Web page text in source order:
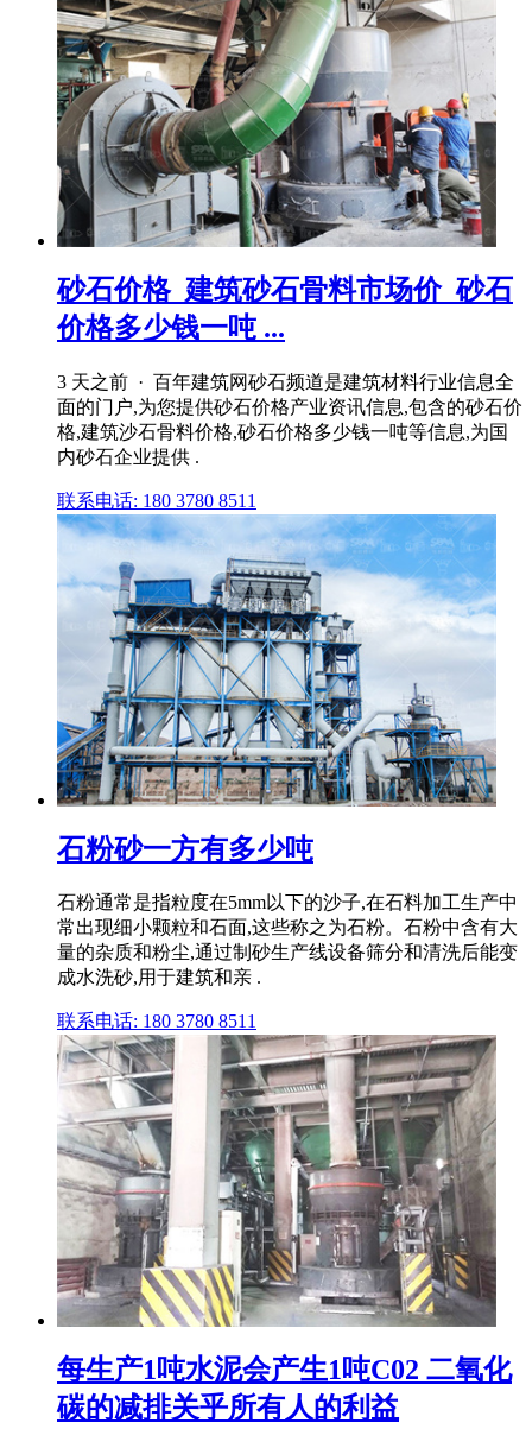
砂石价格_建筑砂石骨料市场价_砂石
价格多少钱一吨 ...
3 天之前 · 百年建筑网砂石频道是建筑材料行业信息全
面的门户,为您提供砂石价格产业资讯信息,包含的砂石价
格,建筑沙石骨料价格,砂石价格多少钱一吨等信息,为国
内砂石企业提供 .
联系电话: 180 3780 8511
石粉砂一方有多少吨
石粉通常是指粒度在5mm以下的沙子,在石料加工生产中
常出现细小颗粒和石面,这些称之为石粉。石粉中含有大
量的杂质和粉尘,通过制砂生产线设备筛分和清洗后能变
成水洗砂,用于建筑和亲 .
联系电话: 180 3780 8511
每生产1吨水泥会产生1吨C02 二氧化
碳的减排关乎所有人的利益